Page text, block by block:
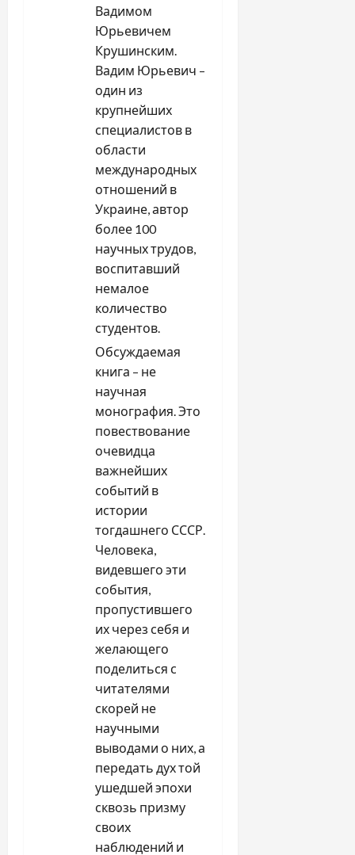
Вадимом
Юрьевичем
Крушинским.
Вадим Юрьевич –
один из
крупнейших
специалистов в
области
международных
отношений в
Украине, автор
более 100
научных трудов,
воспитавший
немалое
количество
студентов.
Обсуждаемая
книга – не
научная
монография. Это
повествование
очевидца
важнейших
событий в
истории
тогдашнего СССР.
Человека,
видевшего эти
события,
пропустившего
их через себя и
желающего
поделиться с
читателями
скорей не
научными
выводами о них, а
передать дух той
ушедшей эпохи
сквозь призму
своих
наблюдений и